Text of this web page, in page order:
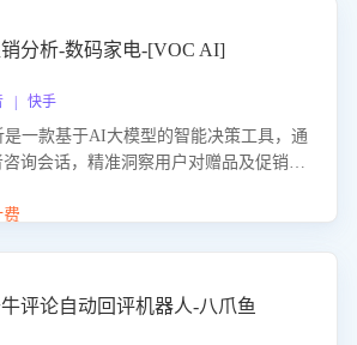
分析-数码家电-[VOC AI]
| 快手
是一款基于AI大模型的智能决策工具，通
询会话，精准洞察用户对赠品及促销政
定个性化赠品组合策略，优化资源投放
评论自动回评机器人-八爪鱼